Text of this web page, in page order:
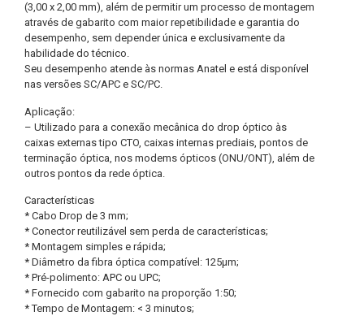
(3,00 x 2,00 mm), além de permitir um processo de montagem
através de gabarito com maior repetibilidade e garantia do
desempenho, sem depender única e exclusivamente da
habilidade do técnico.
Seu desempenho atende às normas Anatel e está disponível
nas versões SC/APC e SC/PC.
Aplicação:
– Utilizado para a conexão mecânica do drop óptico às
caixas externas tipo CTO, caixas internas prediais, pontos de
terminação óptica, nos modems ópticos (ONU/ONT), além de
outros pontos da rede óptica.
Características
* Cabo Drop de 3 mm;
* Conector reutilizável sem perda de características;
* Montagem simples e rápida;
* Diâmetro da fibra óptica compatível: 125μm;
* Pré-polimento: APC ou UPC;
* Fornecido com gabarito na proporção 1:50;
* Tempo de Montagem: < 3 minutos;